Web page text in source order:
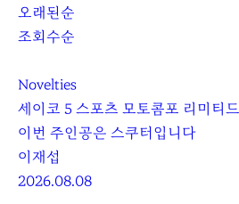
오래된순
조회수순
Novelties
세이코 5 스포츠 모토콤포 리미티
이번 주인공은 스쿠터입니다
이재섭
2026.08.08